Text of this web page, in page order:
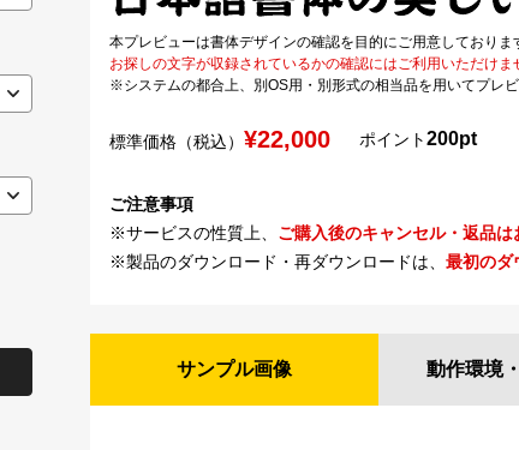
本プレビューは書体デザインの確認を目的にご用意しておりま
お探しの文字が収録されているかの確認にはご利用いただけ
※システムの都合上、別OS用・別形式の相当品を用いてプレ
標準価格（税込） ¥22,000 ポイント200pt
ご注意事項
※サービスの性質上、 ご購入後のキャンセル・返品は
※製品のダウンロード・再ダウンロードは、 最初のダ
サンプル画像 動作環境・